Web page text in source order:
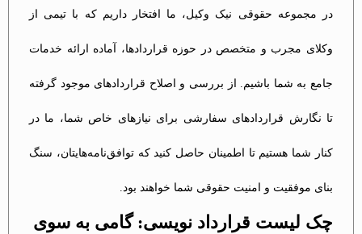
در مجموعه حقوقی نیک وکیل، ما افتخار داریم که با تیمی از
وکلای مجرب و متخصص در حوزه قراردادها، آماده ارائه خدمات
جامع به شما باشیم. از بررسی و اصلاح قراردادهای موجود گرفته
تا نگارش قراردادهای سفارشی برای نیازهای خاص شما، ما در
کنار شما هستیم تا اطمینان حاصل کنید که توافق‌نامه‌هایتان، سنگ
بنای موفقیت و امنیت حقوقی شما خواهند بود.
چک لیست قرارداد نویسی: گامی به سوی